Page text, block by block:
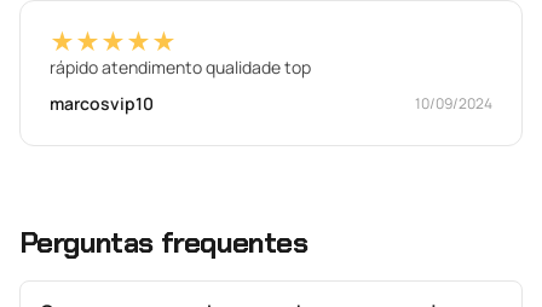
★★★★★
rápido atendimento qualidade top
marcosvip10
10/09/2024
Perguntas frequentes